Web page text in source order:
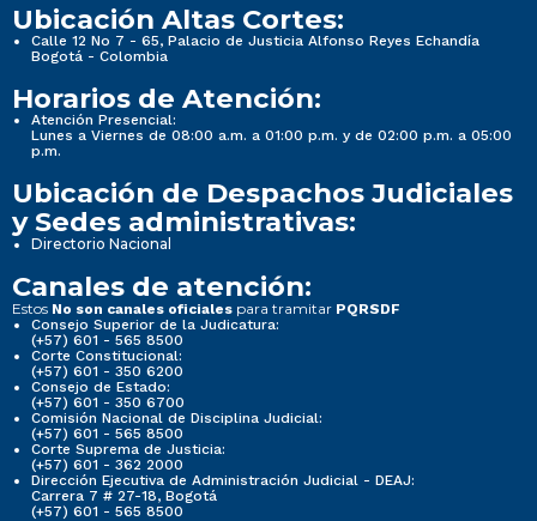
Ubicación Altas Cortes:
Calle 12 No 7 - 65, Palacio de Justicia Alfonso Reyes Echandía
Bogotá - Colombia
Horarios de Atención:
Atención Presencial:
Lunes a Viernes de 08:00 a.m. a 01:00 p.m. y de 02:00 p.m. a 05:00
p.m.
Ubicación de Despachos Judiciales
y Sedes administrativas:
Directorio Nacional
Canales de atención:
Estos No son canales oficiales para tramitar PQRSDF
Consejo Superior de la Judicatura:
(+57) 601 - 565 8500
Corte Constitucional:
(+57) 601 - 350 6200
Consejo de Estado:
(+57) 601 - 350 6700
Comisión Nacional de Disciplina Judicial:
(+57) 601 - 565 8500
Corte Suprema de Justicia:
(+57) 601 - 362 2000
Dirección Ejecutiva de Administración Judicial - DEAJ:
Carrera 7 # 27-18, Bogotá
(+57) 601 - 565 8500